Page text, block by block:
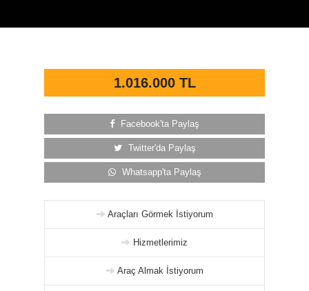
1.016.000 TL
Facebook'ta Paylaş
Twitter'da Paylaş
Whatsapp'ta Paylaş
Araçları Görmek İstiyorum
Hizmetlerimiz
Araç Almak İstiyorum